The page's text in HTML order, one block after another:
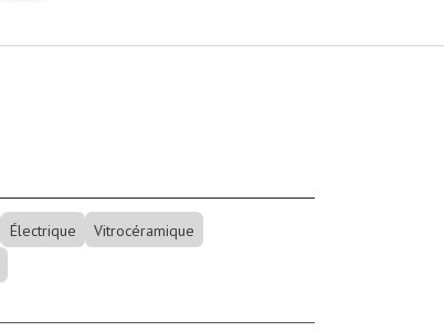
Électrique
Vitrocéramique